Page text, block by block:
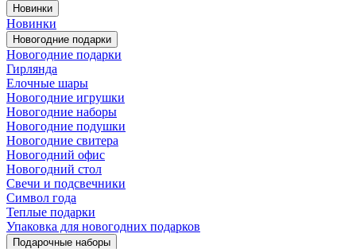
Новинки
Новинки
Новогодние подарки
Новогодние подарки
Гирлянда
Елочные шары
Новогодние игрушки
Новогодние наборы
Новогодние подушки
Новогодние свитера
Новогодний офис
Новогодний стол
Свечи и подсвечники
Символ года
Теплые подарки
Упаковка для новогодних подарков
Подарочные наборы